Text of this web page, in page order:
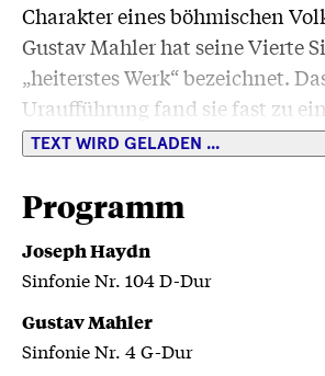
Charakter eines böhmischen
Gustav Mahler hat seine Vierte
„heiterstes Werk“ bezeichnet.
Uraufführung fand sie fast zu
und nahm die elegante
Der „Himmel“ in Mahlers 4.
erhabener Jenseitsraum,
naive Vision des Paradieses.
Wunderhorn-Lied „Das
zeichnet Mahler eine helle,
Klangwelt voller Ironie,
TEXT WIRD GELADEN ...
Programm
Joseph Haydn
Sinfonie Nr. 104 D-Dur
Gustav Mahler
Sinfonie Nr. 4 G-Dur